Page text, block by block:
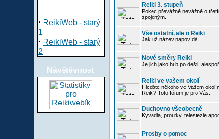
· ReikiWeb - starý
1
· ReikiWeb - starý
2
Návštěvnost
Reiki 3. stupeň
Pokec převážně nevážně o
spojeným.
Vše ostatní, ale o Reiki
Jak už název napovídá ...
Nové směry Reiki
Je jich jako hub po dešti,
Reiki ve vašem okolí
Hledáte někoho ve Vašem
Reiki? Toto fórum je pro Vás.
Duchovno všeobecně
Kyvadla, proutky, telestezie
Prosby o pomoc